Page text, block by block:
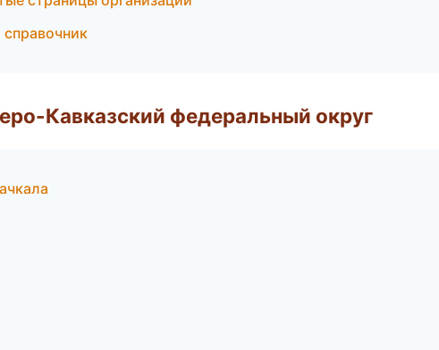
Кавказский федеральный округ